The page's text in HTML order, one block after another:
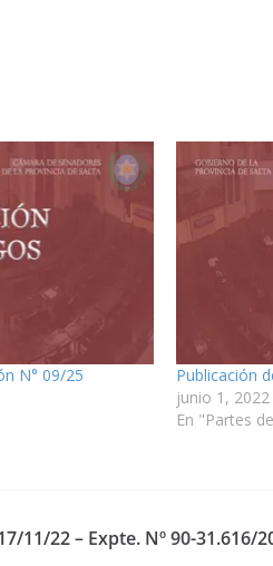
N° 09/25
Publicación
junio 1, 2022
En "Partes
11/22 – Expte. Nº 90-31.616/